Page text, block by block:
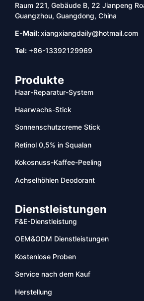
Raum 221, Gebäude B, 22 Jianpeng
Guangzhou, Guangdong, China
E-Mail:xiangxiangdaily@hotmail.com
Tel: +86-13392129969
Produkte
Haar-Reparatur-System
Haarwachs-Stick
Sonnenschutzcreme Stick
Retinol 0,5% in Squalan
Kokosnuss-Kaffee-Peeling
Achselhöhlen Deodorant
Dienstleistungen
F&E-Dienstleistung
OEM&ODM Dienstleistungen
Kostenlose Proben
Service nach dem Kauf
Herstellung